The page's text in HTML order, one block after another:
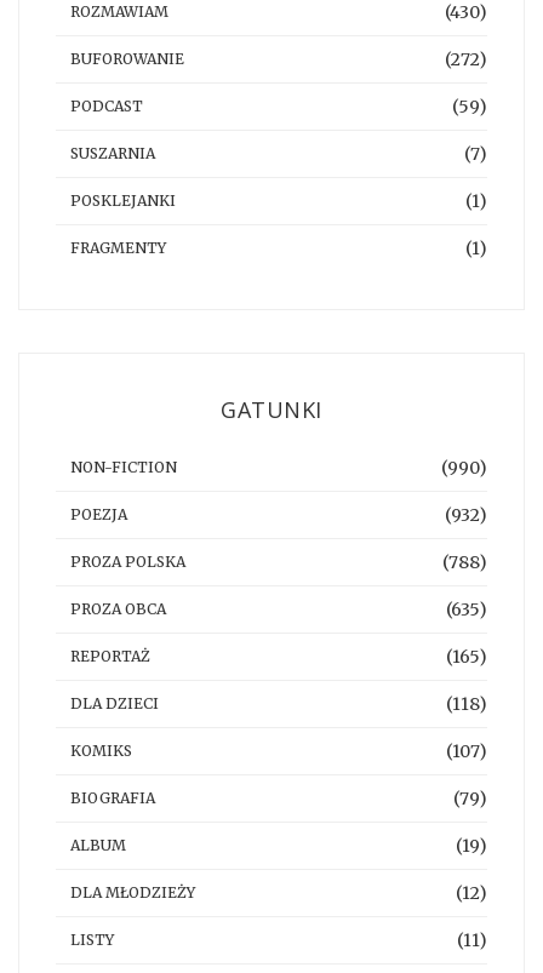
ROZMAWIAM (430)
BUFOROWANIE (272)
PODCAST (59)
SUSZARNIA (7)
POSKLEJANKI (1)
FRAGMENTY (1)
GATUNKI
NON-FICTION (990)
POEZJA (932)
PROZA POLSKA (788)
PROZA OBCA (635)
REPORTAŻ (165)
DLA DZIECI (118)
KOMIKS (107)
BIOGRAFIA (79)
ALBUM (19)
DLA MŁODZIEŻY (12)
LISTY (11)